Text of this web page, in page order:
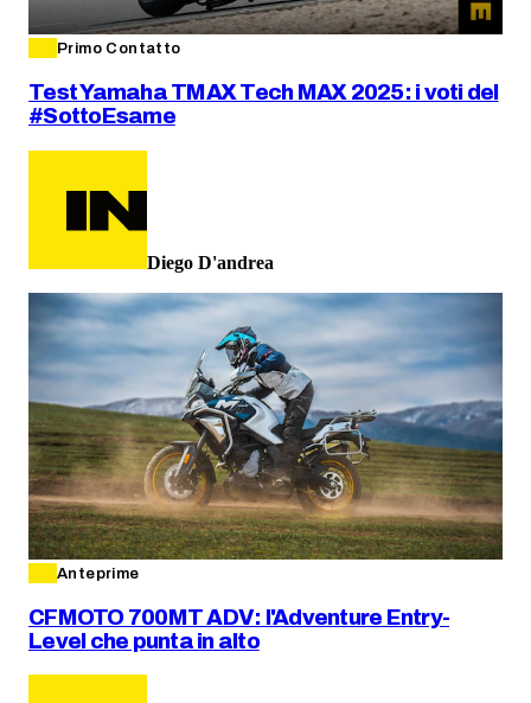
Primo Contatto
Test Yamaha TMAX Tech MAX 2025: i voti del
#SottoEsame
Diego D'andrea
Anteprime
CFMOTO 700MT ADV: l'Adventure Entry-
Level che punta in alto